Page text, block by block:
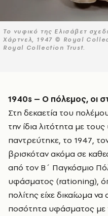
Το νυφικό της Ελισάβετ
Χάρτνελ, 1947 © Royal
Royal Collection Trust.
1940s – Ο πόλεμος, οι
Στη δεκαετία του
την ίδια λιτότητα με
παντρεύτηκε, το 1947,
βρισκόταν ακόμα σε
από τον Β΄ Παγκόσμιο
υφάσματος (rationing),
πολίτης είχε δικαίωμα
ποσότητα υφάσματος με